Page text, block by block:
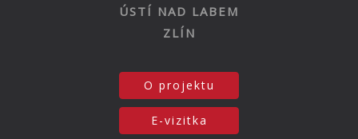
ÚSTÍ NAD LABEM
ZLÍN
O projektu
E-vizitka